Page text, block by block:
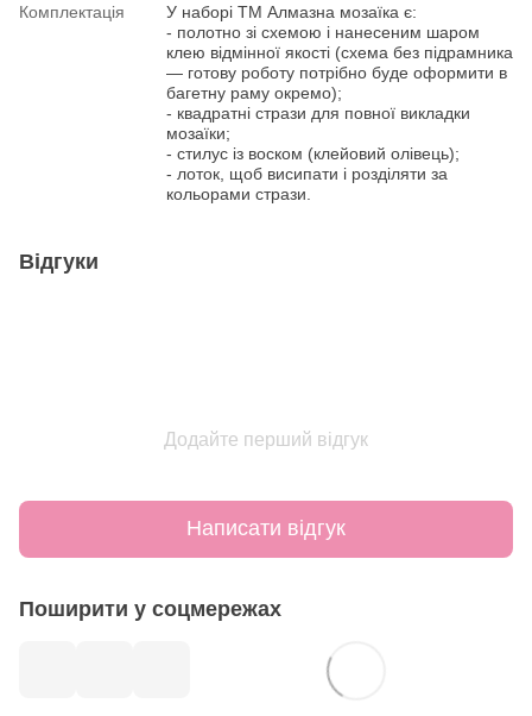
Комплектація
У наборі ТМ Алмазна мозаїка є:
- полотно зі схемою і нанесеним шаром
клею відмінної якості (схема без підрамника
— готову роботу потрібно буде оформити в
багетну раму окремо);
- квадратні стрази для повної викладки
мозаїки;
- стилус із воском (клейовий олівець);
- лоток, щоб висипати і розділяти за
кольорами стрази.
Відгуки
Додайте перший відгук
Написати відгук
Поширити у соцмережах